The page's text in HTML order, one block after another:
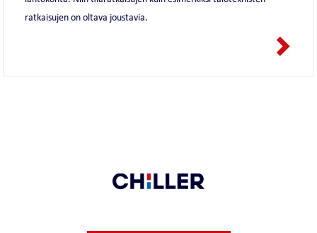
ratkaisujen on oltava joustavia.